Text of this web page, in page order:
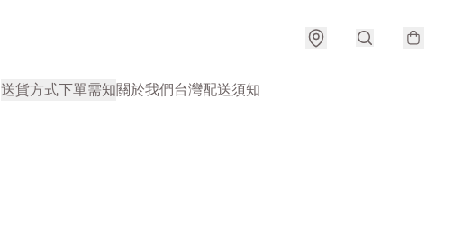
送貨方式下單需知關於我們台灣配送須知